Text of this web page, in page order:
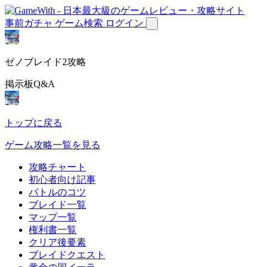
事前ガチャ ゲーム検索 ログイン
ゼノブレイド2攻略
掲示板Q&A
トップに戻る
ゲーム攻略一覧を見る
攻略チャート
初心者向け記事
バトルのコツ
ブレイド一覧
マップ一覧
権利書一覧
クリア後要素
ブレイドクエスト